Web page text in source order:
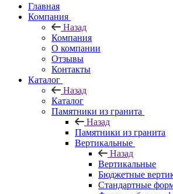
Главная
Компания
Назад
Компания
О компании
Отзывы
Контакты
Каталог
Назад
Каталог
Памятники из гранита
Назад
Памятники из гранита
Вертикальные
Назад
Вертикальные
Бюджетные
Стандартные